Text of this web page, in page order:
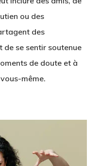
ou des
des
de se sentir soutenue
de doute et à
même.